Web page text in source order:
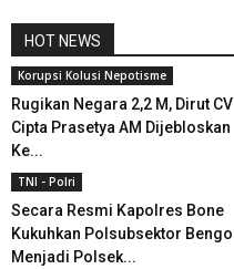
HOT NEWS
Korupsi Kolusi Nepotisme
Rugikan Negara 2,2 M, Dirut CV
Cipta Prasetya AM Dijebloskan
Ke...
TNI - Polri
Secara Resmi Kapolres Bone
Kukuhkan Polsubsektor Bengo
Menjadi Polsek...